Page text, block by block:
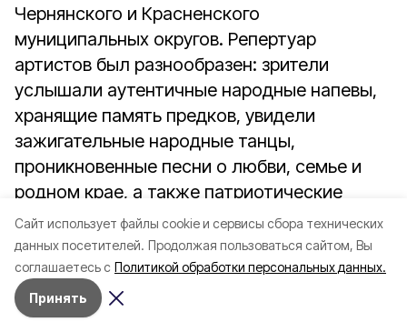
Cайт использует файлы cookie и сервисы сбора технических
данных посетителей. Продолжая пользоваться сайтом, Вы
соглашаетесь с Политикой обработки персональных данных.
Принять
Чернянского и Красненского
муниципальных округов. Репертуар
артистов был разнообразен: зрители
услышали аутентичные народные напевы,
хранящие память предков, увидели
зажигательные народные танцы,
проникновенные песни о любви, семье и
родном крае, а также патриотические
композиции, посвящённые защитникам
Отечества.
Организаторы подчёркивают, что в трудные
времена искусство остаётся той силой,